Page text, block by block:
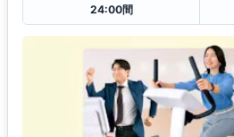
24:00間